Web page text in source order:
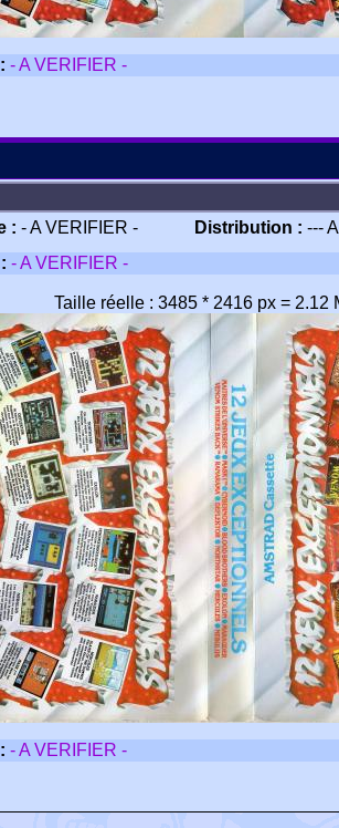
- A VERIFIER -
: - A VERIFIER - Distribution : ---
- A VERIFIER -
Taille réelle : 3485 * 2416 px = 2.12
- A VERIFIER -